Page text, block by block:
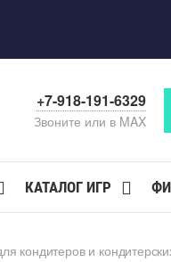
+7-918-191-6329
Звоните или в MAX
КАТАЛОГ ИГР
кондитеров и